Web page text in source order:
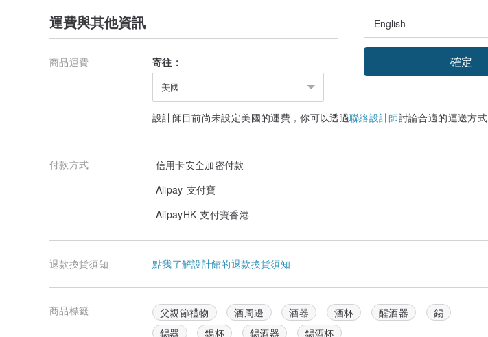
運費與其他資訊
商品運費 寄往：
美國
設計師目前尚未設定美國的運費，你可以透過聯絡設計師討論合適的運送方式
付款方式
信用卡安全加密付款
Alipay 支付寶
AlipayHK 支付寶香港
退款換貨須知 點我了解設計館的退款換貨須知
商品標籤 父親節禮物 酒周邊 酒器 酒杯 醒酒器
錫
錫器
錫杯 錫酒器 錫酒杯
確定